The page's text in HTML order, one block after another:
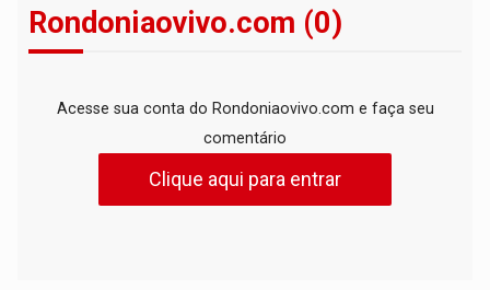
Rondoniaovivo.com (0)
Acesse sua conta do Rondoniaovivo.com e faça seu
comentário
Clique aqui para entrar